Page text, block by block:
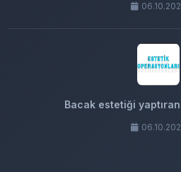
Bacak estetiği